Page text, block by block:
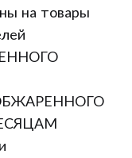
на товары